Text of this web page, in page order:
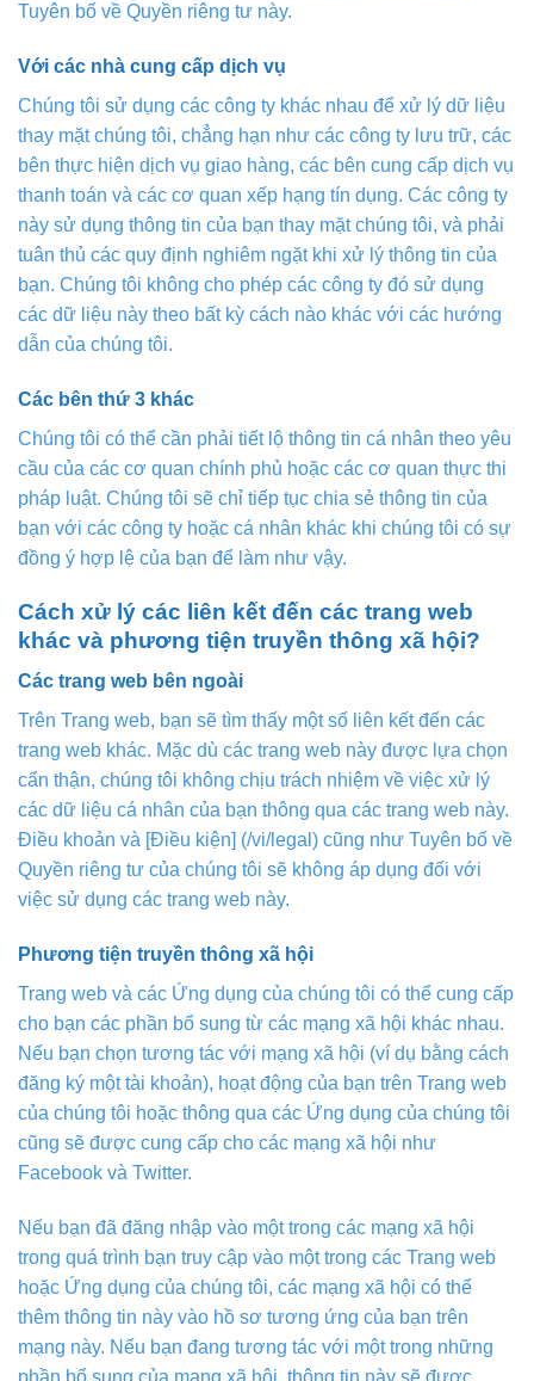
Tuyên bố về Quyền riêng tư này.
Với các nhà cung cấp dịch vụ
Chúng tôi sử dụng các công ty khác nhau để xử lý dữ liệu
thay mặt chúng tôi, chẳng hạn như các công ty lưu trữ, các
bên thực hiện dịch vụ giao hàng, các bên cung cấp dịch vụ
thanh toán và các cơ quan xếp hạng tín dụng. Các công ty
này sử dụng thông tin của bạn thay mặt chúng tôi, và phải
tuân thủ các quy định nghiêm ngặt khi xử lý thông tin của
bạn. Chúng tôi không cho phép các công ty đó sử dụng
các dữ liệu này theo bất kỳ cách nào khác với các hướng
dẫn của chúng tôi.
Các bên thứ 3 khác
Chúng tôi có thể cần phải tiết lộ thông tin cá nhân theo yêu
cầu của các cơ quan chính phủ hoặc các cơ quan thực thi
pháp luật. Chúng tôi sẽ chỉ tiếp tục chia sẻ thông tin của
bạn với các công ty hoặc cá nhân khác khi chúng tôi có sự
đồng ý hợp lệ của bạn để làm như vậy.
Cách xử lý các liên kết đến các trang web
khác và phương tiện truyền thông xã hội?
Các trang web bên ngoài
Trên Trang web, bạn sẽ tìm thấy một số liên kết đến các
trang web khác. Mặc dù các trang web này được lựa chọn
cẩn thận, chúng tôi không chịu trách nhiệm về việc xử lý
các dữ liệu cá nhân của bạn thông qua các trang web này.
Điều khoản và [Điều kiện] (/vi/legal) cũng như Tuyên bố về
Quyền riêng tư của chúng tôi sẽ không áp dụng đối với
việc sử dụng các trang web này.
Phương tiện truyền thông xã hội
Trang web và các Ứng dụng của chúng tôi có thể cung cấp
cho bạn các phần bổ sung từ các mạng xã hội khác nhau.
Nếu bạn chọn tương tác với mạng xã hội (ví dụ bằng cách
đăng ký một tài khoản), hoạt động của bạn trên Trang web
của chúng tôi hoặc thông qua các Ứng dụng của chúng tôi
cũng sẽ được cung cấp cho các mạng xã hội như
Facebook và Twitter.
Nếu bạn đã đăng nhập vào một trong các mạng xã hội
trong quá trình bạn truy cập vào một trong các Trang web
hoặc Ứng dụng của chúng tôi, các mạng xã hội có thể
thêm thông tin này vào hồ sơ tương ứng của bạn trên
mạng này. Nếu bạn đang tương tác với một trong những
phần bổ sung của mạng xã hội, thông tin này sẽ được